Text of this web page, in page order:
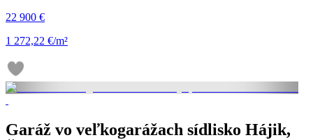
22 900 €
1 272,22 €/m²
Garáž vo veľkogarážach sídlisko Hájik,